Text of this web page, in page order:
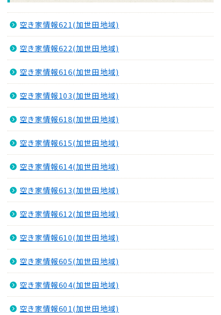
2026.07.31
マイナンバーカード交付休日開庁日
2026.07.30
金峰ふるさと夏まつりの開催について
吹上浜海浜公園 婚活イベント2026 第2弾
空き家情報621(加世田地域)
空き家情報622(加世田地域)
空き家情報616(加世田地域)
空き家情報103(加世田地域)
空き家情報618(加世田地域)
空き家情報615(加世田地域)
空き家情報614(加世田地域)
空き家情報613(加世田地域)
空き家情報612(加世田地域)
空き家情報610(加世田地域)
空き家情報605(加世田地域)
空き家情報604(加世田地域)
空き家情報601(加世田地域)